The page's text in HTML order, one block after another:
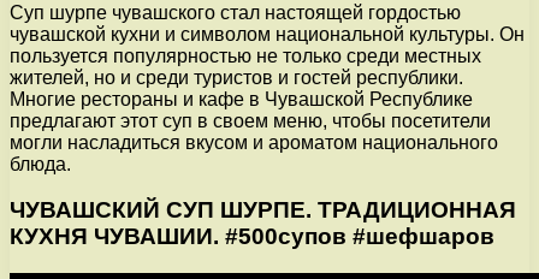
Суп шурпе чувашского стал настоящей гордостью
чувашской кухни и символом национальной культуры. Он
пользуется популярностью не только среди местных
жителей, но и среди туристов и гостей республики.
Многие рестораны и кафе в Чувашской Республике
предлагают этот суп в своем меню, чтобы посетители
могли насладиться вкусом и ароматом национального
блюда.
ЧУВАШСКИЙ СУП ШУРПЕ. ТРАДИЦИОННАЯ
КУХНЯ ЧУВАШИИ. #500супов #шефшаров